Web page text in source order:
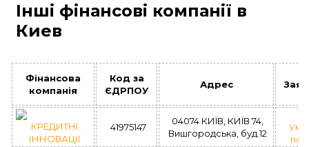
Інші фінансові компанії в
Киев
Фінансова
компанія
Код за
ЄДРПОУ
Адрес
КРЕДИТНІ
ІННОВАЦІЇ
41975147
04074 КИЇВ, КИЇВ 74,
Вишгородська, буд.12